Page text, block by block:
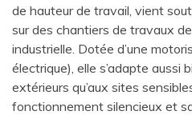
de hauteur de travail, vient
sur des chantiers de travaux
industrielle. Dotée d’une
électrique), elle s’adapte aussi
extérieurs qu’aux sites
fonctionnement silencieux et